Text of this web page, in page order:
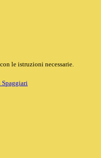
le istruzioni necessarie.